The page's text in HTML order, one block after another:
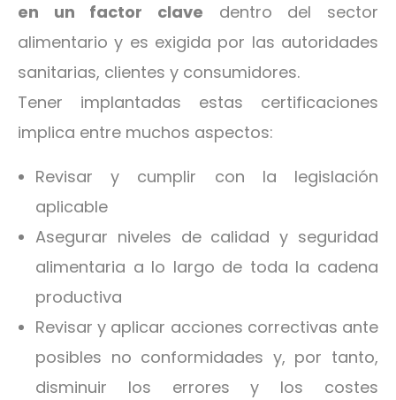
en un factor clave dentro del sector
alimentario y es exigida por las autoridades
sanitarias, clientes y consumidores.
Tener implantadas estas certificaciones
implica entre muchos aspectos:
Revisar y cumplir con la legislación
aplicable
Asegurar niveles de calidad y seguridad
alimentaria a lo largo de toda la cadena
productiva
Revisar y aplicar acciones correctivas ante
posibles no conformidades y, por tanto,
disminuir los errores y los costes